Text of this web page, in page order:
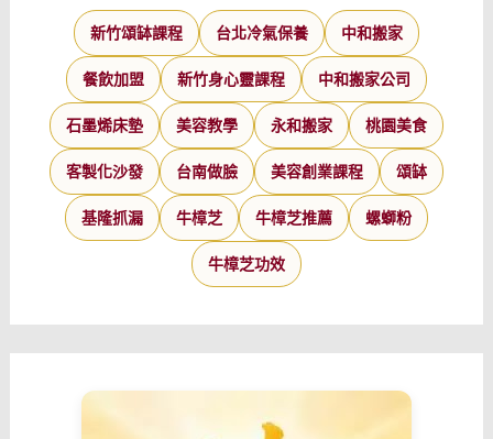
新竹頌缽課程 台北冷氣保養 中和搬家
餐飲加盟 新竹身心靈課程 中和搬家公司
石墨烯床墊 美容教學 永和搬家 桃園美食
客製化沙發 台南做臉 美容創業課程 頌缽
基隆抓漏 牛樟芝 牛樟芝推薦 螺螄粉
牛樟芝功效